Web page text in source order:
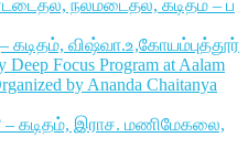
நலமடைதல், கடிதம் – ப
கடிதம், விஷ்வா.உ,கோயம்புத்தூர்
Deep Focus Program at Aalam
by Ananda Chaitanya
கடிதம், இராச. மணிமேகலை,